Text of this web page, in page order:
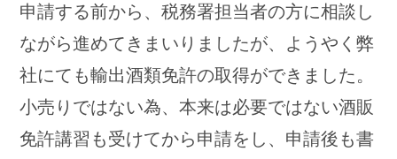
申請する前から、税務署担当者の方に相談し
ながら進めてきまいりましたが、ようやく弊
社にても輸出酒類免許の取得ができました。
小売りではない為、本来は必要ではない酒販
免許講習も受けてから申請をし、申請後も書